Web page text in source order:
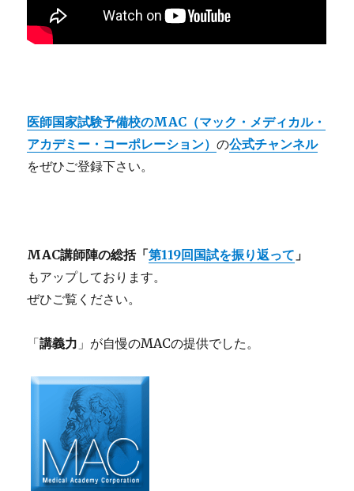
医師国家試験予備校のMAC（マック・メディカル・
アカデミー・コーポレーション）の公式チャンネル
をぜひご登録下さい。
MAC講師陣の総括「第119回国試を振り返って 」
もアップしております。
ぜひご覧ください。
「講義力 」が自慢のMACの提供でした。